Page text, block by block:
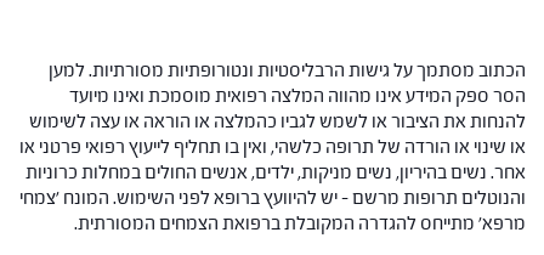
הכתוב מסתמך על גישות הרבליסטיות ונטורופתיות מסורתיות. למען
הסר ספק המידע אינו מהווה המלצה רפואית מוסמכת ואינו מיועד
להנחות את הציבור או לשמש לגביו כהמלצה או הוראה או עצה לשימוש
או שינוי או הורדה של תרופה כלשהי, ואין בו תחליף לייעוץ רפואי פרטני או
אחר. נשים בהיריון, נשים מניקות, ילדים, אנשים החולים במחלות כרוניות
והנוטלים תרופות מרשם – יש להיוועץ ברופא לפני השימוש. המונח 'צמחי
מרפא' מתייחס להגדרה המקובלת ברפואת הצמחים המסורתית.